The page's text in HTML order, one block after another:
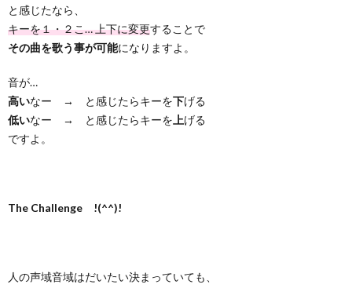
と感じたなら、
キーを１・２こ… 上下に変更することで
その曲を歌う事が可能になりますよ。
音が…
高いなー → と感じたらキーを下げる
低いなー → と感じたらキーを 上げる
ですよ。
The Challenge !(^^)!
人の声域音域はだいたい決まっていても、